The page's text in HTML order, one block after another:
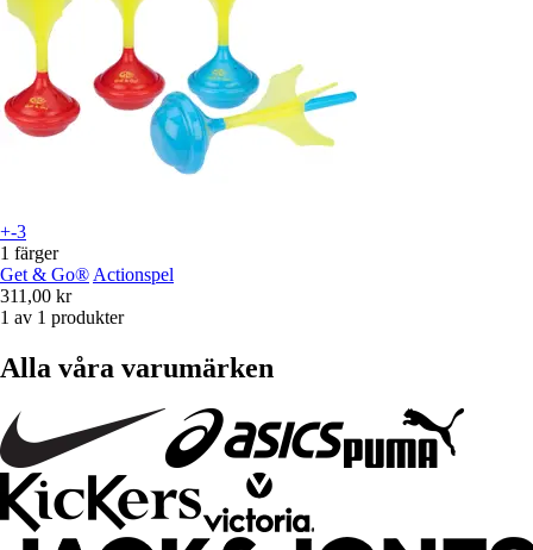
+-3
1 färger
Get & Go® Actionspel
311,00 kr
1 av 1 produkter
Alla våra varumärken